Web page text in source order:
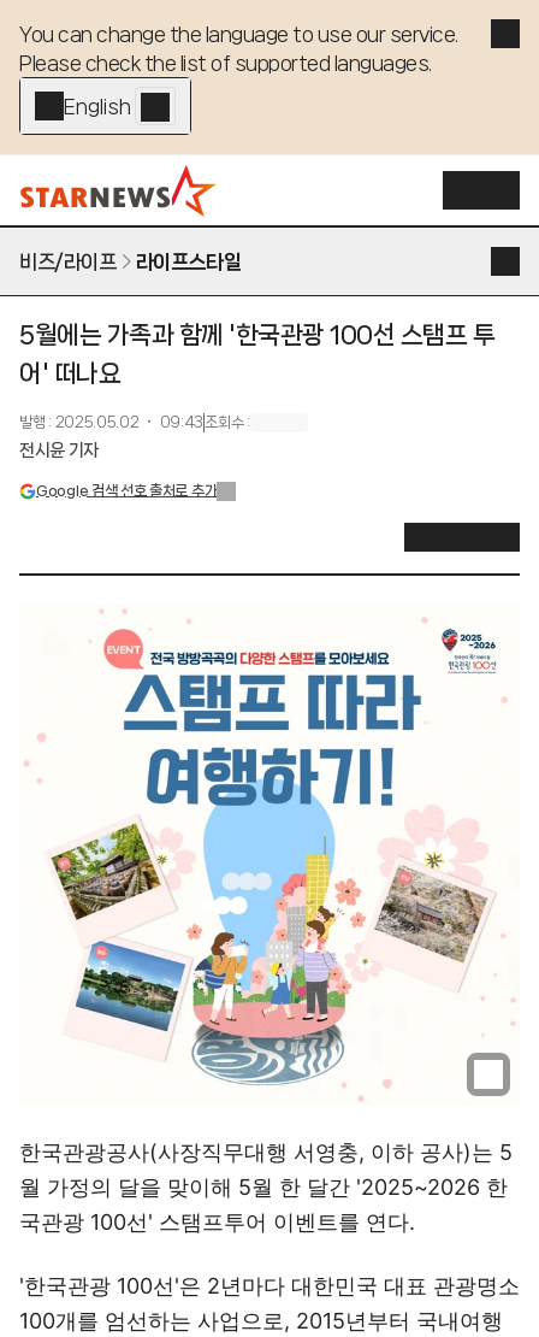
You can change the language to use our service.
Please check the list of supported languages.
English - EN
비즈/라이프 라이프스타일
5월에는 가족과 함께 '한국관광 100선 스탬프 투
어' 떠나요
발행 : 2025.05.02 ・ 09:43 조회수:
전시윤 기자
Google 검색 선호 출처로 추가
한국관광공사(사장직무대행 서영충, 이하 공사)는 5
월 가정의 달을 맞이해 5월 한 달간 '2025~2026 한
국관광 100선' 스탬프투어 이벤트를 연다.
'한국관광 100선'은 2년마다 대한민국 대표 관광명소
100개를 엄선하는 사업으로, 2015년부터 국내여행